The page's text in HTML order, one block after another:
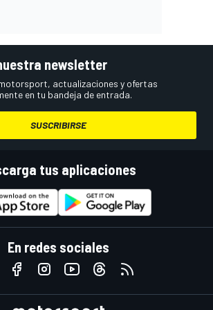
newsletter
actualizaciones y ofertas
en tu bandeja de entrada.
SUSCRIBIRSE
tus aplicaciones
En redes sociales